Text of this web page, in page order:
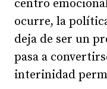
centro
ocurre, la
deja de ser un
pasa a
interinidad